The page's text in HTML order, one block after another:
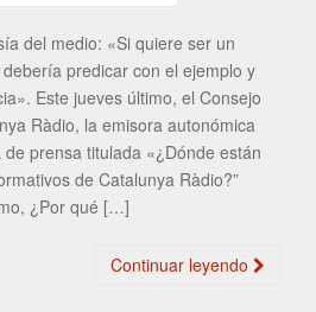
del medio: «Si quiere ser un
predicar con el ejemplo y
Este jueves último, el Consejo
Ràdio, la emisora autonómica
prensa titulada «¿Dónde están
de Catalunya Ràdio?”
¿Por qué […]
Continuar leyendo